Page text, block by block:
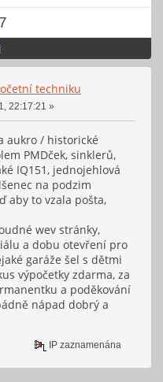
techniku
22:17:21 »
aukro / historické
PMDček, sinklerů,
IQ151, jednojehlová
na podzim
aby to vzala pošta,
wev stránky,
a dobu otevření pro
garáže šel s dětmi
výpočetky zdarma, za
a poděkování
nápad dobrý a
IP zaznamenána